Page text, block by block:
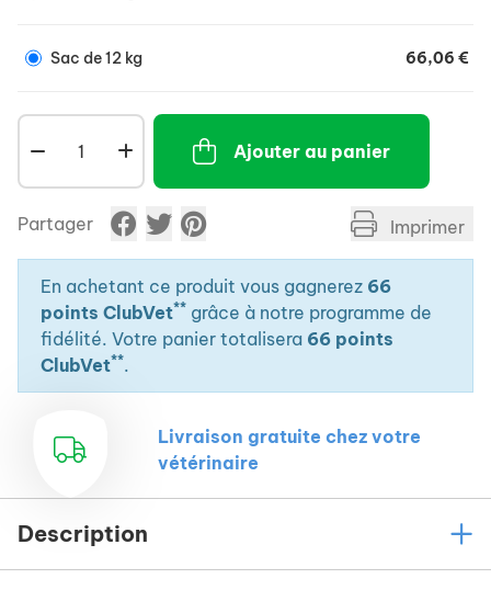
Sac de 12 kg 66,06 €
Ajouter au panier
Partager Imprimer
En achetant ce produit vous gagnerez 66
points ClubVet** grâce à notre programme de
fidélité. Votre panier totalisera 66 points
ClubVet**.
Livraison gratuite chez votre
vétérinaire
Description